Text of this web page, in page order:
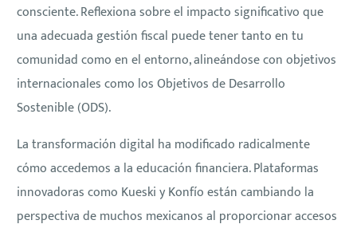
consciente. Reflexiona sobre el impacto significativo que
una adecuada gestión fiscal puede tener tanto en tu
comunidad como en el entorno, alineándose con objetivos
internacionales como los Objetivos de Desarrollo
Sostenible (ODS).
La transformación digital ha modificado radicalmente
cómo accedemos a la educación financiera. Plataformas
innovadoras como Kueski y Konfío están cambiando la
perspectiva de muchos mexicanos al proporcionar accesos